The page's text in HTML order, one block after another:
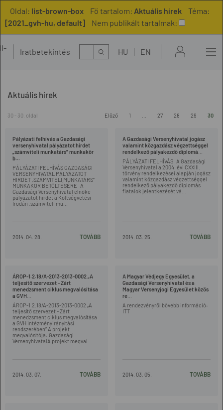
Oldal: list-brown-box Fő tartalom: Aktuális hírek
Téma:
[2021_gvh-hu, default]
Nem publikált tartalmak:
Iratbetekintés Kereső HU EN
Aktuális hírek
30 - 30. oldal Előző 1 27 28 29 30
Pályázati felhívás a Gazdasági
versenyhivatal pályázatot hirdet
„számviteli munkatárs” munkakör
b...
PÁLYÁZATI FELHÍVÁS GAZDASÁGI
VERSENYHIVATAL PÁLYÁZATOT
HIRDET „SZÁMVITELI MUNKATÁRS”
MUNKAKÖR BETÖLTÉSÉRE A
Gazdasági Versenyhivatal elnöke
pályázatot hirdet a Költségvetési
Irodán „számviteli mu...
2014. 04. 28. TOVÁBB
A Gazdasági Versenyhivatal jogász
valamint közgazdász végzettséggel
rendelkező pályakezdő diplomá...
PÁLYÁZATI FELHÍVÁS A Gazdasági
Versenyhivatal a 2004. évi CXXIII.
törvény rendelkezései alapján jogász
valamint közgazdász végzettséggel
rendelkező pályakezdő diplomás
fiatalok jelentkezését vá...
2014. 03. 25. TOVÁBB
ÁROP-1.2.18/A-2013-2013-0002 „A
teljesítő szervezet - Zárt
menedzsment ciklus megvalósítása
a GVH...
ÁROP-1.2.18/A-2013-2013-0002 „A
teljesítő szervezet - Zárt
menedzsment ciklus megvalósítása
a GVH intézményirányítási
rendszerében” A projekt
megvalósítója: Gazdasági
VersenyhivatalA projekt megval...
2014. 03. 07. TOVÁBB
A Magyar Védjegy Egyesület, a
Gazdasági Versenyhivatal és a
Magyar Versenyjogi Egyesület közös
re...
A rendezvényről bővebb információ:
ITT
2014. 03. 05. TOVÁBB